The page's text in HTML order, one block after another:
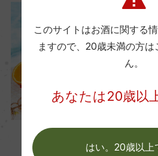
Wine Spectator 得点
ー
醗酵・熟成
今
ワ
このサイトはお酒に関する
ますので、 20歳未満の方は
ん。
あなたは20歳以
はい。20歳以上